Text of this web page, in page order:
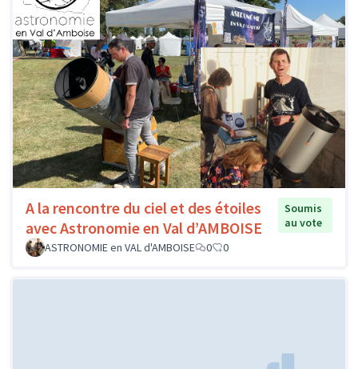
A la rencontre du ciel et des étoiles
avec Astronomie en Val d’AMBOISE
Soumis
au vote
ASTRONOMIE en VAL d'AMBOISE
0 0